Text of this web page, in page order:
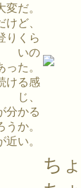
だ。
ど、
りくら
いの
った。
ける感
じ、
分かる
うか。
近い。
ち